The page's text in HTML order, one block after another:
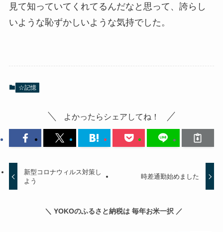
見て知っていてくれてるんだなと思って、誇らし
いような恥ずかしいような気持でした。
☆記憶
よかったらシェアしてね！
新型コロナウィルス対策し
よう
時差通勤始めました
＼ YOKOのふるさと納税は 毎年お米一択 ／